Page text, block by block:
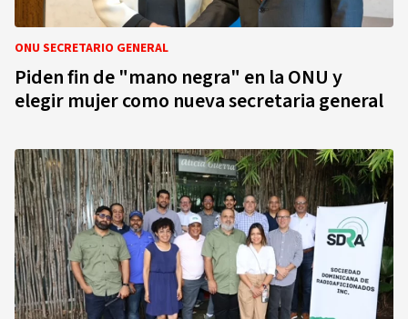
ONU SECRETARIO GENERAL
Piden fin de "mano negra" en la ONU y
elegir mujer como nueva secretaria general